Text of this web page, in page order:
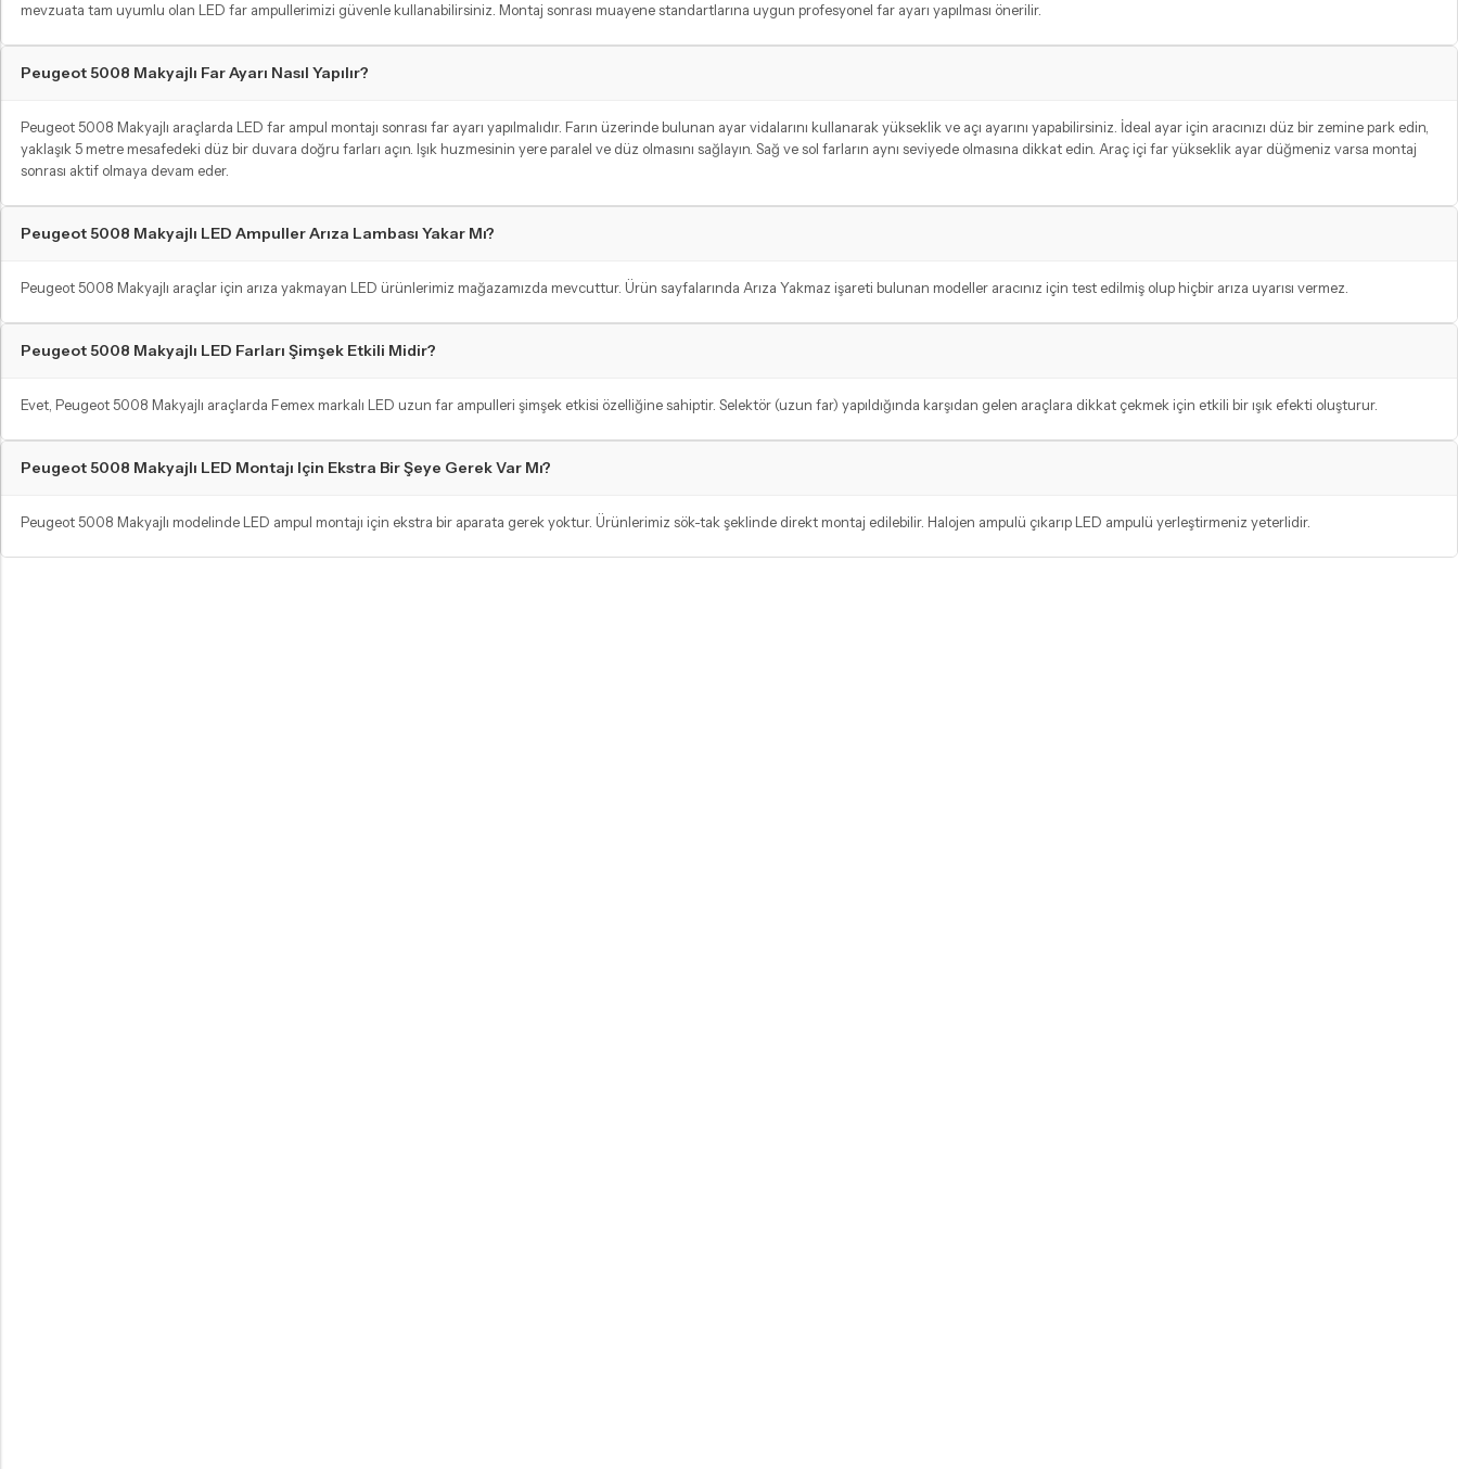
mevzuata tam uyumlu olan LED far ampullerimizi güvenle kullanabilirsiniz. Montaj sonrası muayene standartlarına uygun profesyonel far ayarı yapılması önerilir.
Peugeot 5008 Makyajlı Far Ayarı Nasıl Yapılır?
Peugeot 5008 Makyajlı araçlarda LED far ampul montajı sonrası far ayarı yapılmalıdır. Farın üzerinde bulunan ayar vidalarını kullanarak yükseklik ve açı ayarını yapabilirsiniz. İdeal ayar için aracınızı düz bir zemine park edin,
yaklaşık 5 metre mesafedeki düz bir duvara doğru farları açın. Işık huzmesinin yere paralel ve düz olmasını sağlayın. Sağ ve sol farların aynı seviyede olmasına dikkat edin. Araç içi far yükseklik ayar düğmeniz varsa montaj
sonrası aktif olmaya devam eder.
Peugeot 5008 Makyajlı LED Ampuller Arıza Lambası Yakar Mı?
Peugeot 5008 Makyajlı araçlar için arıza yakmayan LED ürünlerimiz mağazamızda mevcuttur. Ürün sayfalarında Arıza Yakmaz işareti bulunan modeller aracınız için test edilmiş olup hiçbir arıza uyarısı vermez.
Peugeot 5008 Makyajlı LED Farları Şimşek Etkili Midir?
Evet, Peugeot 5008 Makyajlı araçlarda Femex markalı LED uzun far ampulleri şimşek etkisi özelliğine sahiptir. Selektör (uzun far) yapıldığında karşıdan gelen araçlara dikkat çekmek için etkili bir ışık efekti oluşturur.
Peugeot 5008 Makyajlı LED Montajı Için Ekstra Bir Şeye Gerek Var Mı?
Peugeot 5008 Makyajlı modelinde LED ampul montajı için ekstra bir aparata gerek yoktur. Ürünlerimiz sök-tak şeklinde direkt montaj edilebilir. Halojen ampulü çıkarıp LED ampulü yerleştirmeniz yeterlidir.